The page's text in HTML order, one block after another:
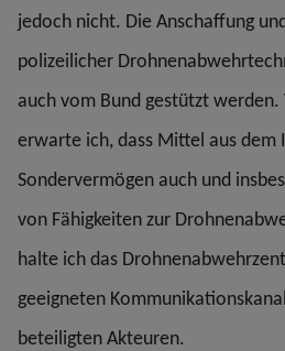
jedoch nicht. Die Anschaffung
polizeilicher
auch vom Bund gestützt werden.
erwarte ich, dass Mittel aus dem
Sondervermögen auch und
von Fähigkeiten zur
halte ich das
geeigneten
beteiligten Akteuren.